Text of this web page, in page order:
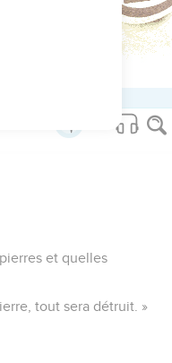
son nécessaire, tout
et quelles
tout sera détruit. »